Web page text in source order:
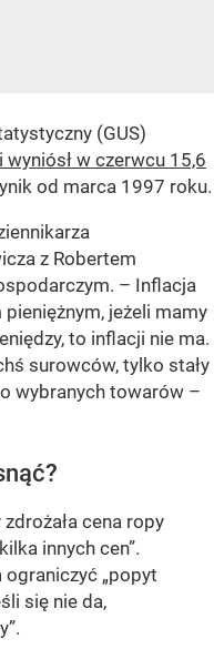
(GUS)
wyniósł w czerwcu 15,6
od marca 1997 roku.
z Robertem
– Inflacja
jeżeli mamy
to inflacji nie ma.
surowców, tylko stały
wybranych towarów –
cena ropy
innych cen”.
ograniczyć „popyt
się nie da,